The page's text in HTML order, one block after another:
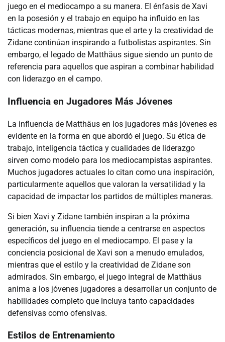
juego en el mediocampo a su manera. El énfasis de Xavi
en la posesión y el trabajo en equipo ha influido en las
tácticas modernas, mientras que el arte y la creatividad de
Zidane continúan inspirando a futbolistas aspirantes. Sin
embargo, el legado de Matthäus sigue siendo un punto de
referencia para aquellos que aspiran a combinar habilidad
con liderazgo en el campo.
Influencia en Jugadores Más Jóvenes
La influencia de Matthäus en los jugadores más jóvenes es
evidente en la forma en que abordó el juego. Su ética de
trabajo, inteligencia táctica y cualidades de liderazgo
sirven como modelo para los mediocampistas aspirantes.
Muchos jugadores actuales lo citan como una inspiración,
particularmente aquellos que valoran la versatilidad y la
capacidad de impactar los partidos de múltiples maneras.
Si bien Xavi y Zidane también inspiran a la próxima
generación, su influencia tiende a centrarse en aspectos
específicos del juego en el mediocampo. El pase y la
conciencia posicional de Xavi son a menudo emulados,
mientras que el estilo y la creatividad de Zidane son
admirados. Sin embargo, el juego integral de Matthäus
anima a los jóvenes jugadores a desarrollar un conjunto de
habilidades completo que incluya tanto capacidades
defensivas como ofensivas.
Estilos de Entrenamiento